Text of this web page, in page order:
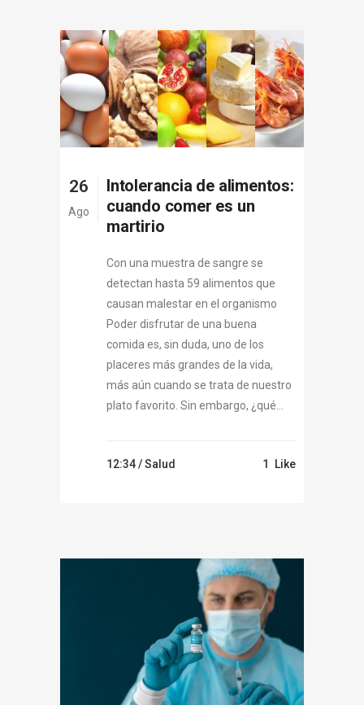
26
Ago
Intolerancia de alimentos:
cuando comer es un
martirio
Con una muestra de sangre se
detectan hasta 59 alimentos que
causan malestar en el organismo
Poder disfrutar de una buena
comida es, sin duda, uno de los
placeres más grandes de la vida,
más aún cuando se trata de nuestro
plato favorito. Sin embargo, ¿qué...
12:34 /Salud 1 Like